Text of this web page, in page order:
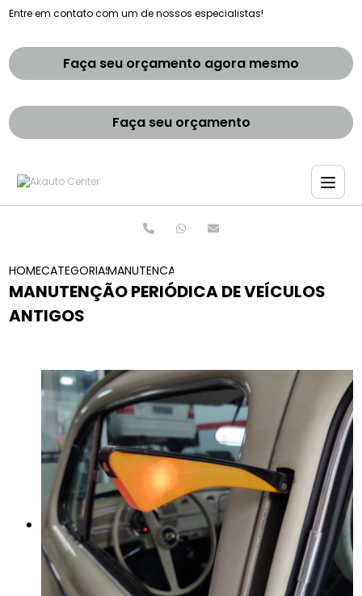
Entre em contato com um de nossos especialistas!
Faça seu orçamento agora mesmo
Faça seu orçamento
HOMECATEGORIASMANUTENCAO PERIODICA DE VEICULOS
MANUTENÇÃO PERIÓDICA DE VEÍCULOS
ANTIGOS